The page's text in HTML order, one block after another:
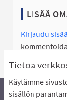
Tietoa
Käytämme
sisällön
LISÄÄ
Kirjaudu